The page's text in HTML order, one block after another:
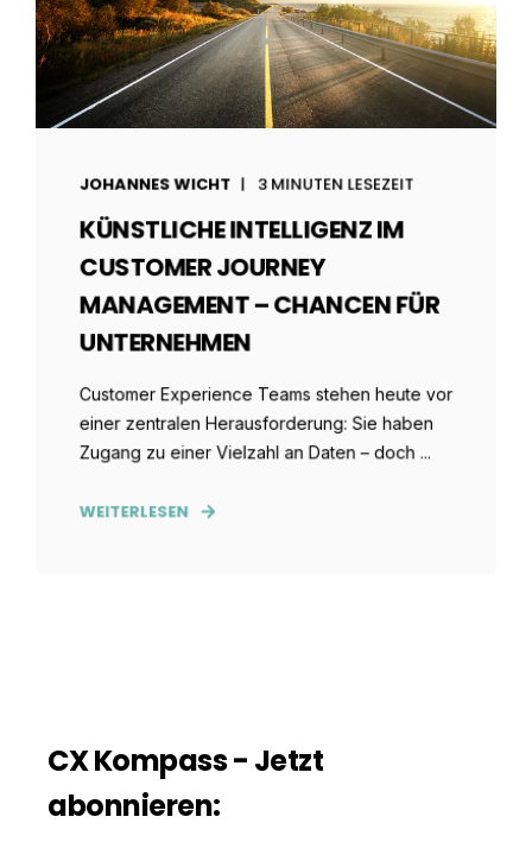
JOHANNES WICHT 3 MINUTEN LESEZEIT
KÜNSTLICHE INTELLIGENZ IM
CUSTOMER JOURNEY
MANAGEMENT – CHANCEN FÜR
UNTERNEHMEN
Customer Experience Teams stehen heute vor
einer zentralen Herausforderung: Sie haben
Zugang zu einer Vielzahl an Daten – doch ...
WEITERLESEN
CX Kompass - Jetzt
abonnieren: